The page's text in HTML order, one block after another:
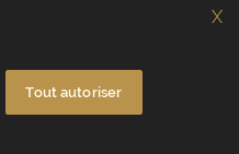
Tout autoriser
X